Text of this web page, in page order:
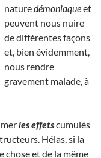
naturedémoniaqueet
peuvent nous nuire
de différentes façons
et, bien évidemment,
nous rendre
gravement malade, à
les effetscumulés
Hélas, si la
chose et de la même